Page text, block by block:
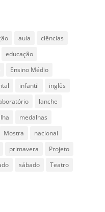
aula
ciências
educação
Ensino Médio
infantil
inglês
lanche
medalhas
Mostra
nacional
primavera
Projeto
sábado
Teatro